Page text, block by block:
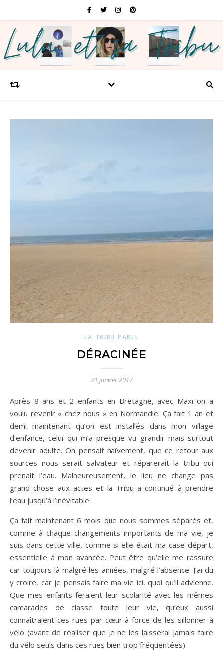
LA TRIBU PARLE
DÉRACINÉE
21 janvier 2017
Après 8 ans et 2 enfants en Bretagne, avec Maxi on a
voulu revenir « chez nous » en Normandie. Ça fait 1 an et
demi maintenant qu’on est installés dans mon village
d’enfance, celui qui m’a presque vu grandir mais surtout
devenir adulte. On pensait naïvement, que ce retour aux
sources nous serait salvateur et réparerait la tribu qui
prenait l’eau. Malheureusement, le lieu ne change pas
grand chose aux actes et la Tribu a continué à prendre
l’eau jusqu’à l’inévitable.
Ça fait maintenant 6 mois que nous sommes séparés et,
comme à chaque changements importants de ma vie, je
suis dans cette ville, comme si elle était ma case départ,
essentielle à mon avancée. Peut être qu’elle me rassure
car toujours là malgré les années, malgré l’absence. J’ai du
y croire, car je pensais faire ma vie ici, quoi qu’il advienne.
Que mes enfants feraient leur scolarité avec les mêmes
camarades de classe toute leur vie, qu’eux aussi
connaîtraient ces rues par cœur à force de les sillonner à
vélo (avant de réaliser que je ne les laisserai jamais faire
du vélo seuls dans ces rues bien trop fréquentées)